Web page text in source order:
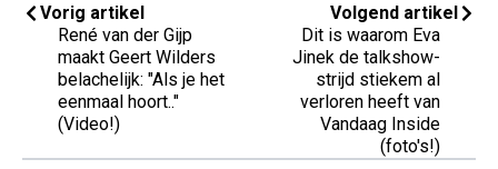
Vorig artikel
René van der Gijp
maakt Geert Wilders
belachelijk: "Als je het
eenmaal hoort.."
(Video!)
Volgend artikel
Dit is waarom Eva
Jinek de talkshow-
strijd stiekem al
verloren heeft van
Vandaag Inside
(foto's!)